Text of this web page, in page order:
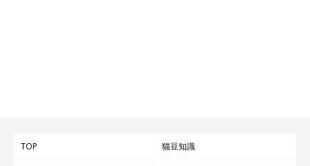
TOP 猫豆知識